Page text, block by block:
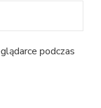
podczas